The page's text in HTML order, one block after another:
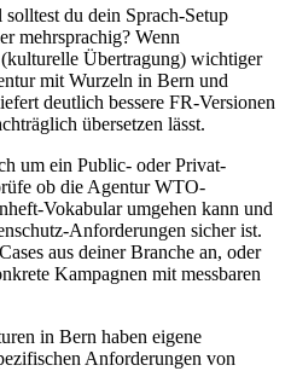
du dein Sprach-Setup
mehrsprachig? Wenn
Übertragung) wichtiger
mit Wurzeln in Bern und
deutlich bessere FR-Versionen
übersetzen lässt.
um ein Public- oder Privat-
ob die Agentur WTO-
Vokabular umgehen kann und
Anforderungen sicher ist.
aus deiner Branche an, oder
Kampagnen mit messbaren
in Bern haben eigene
Anforderungen von